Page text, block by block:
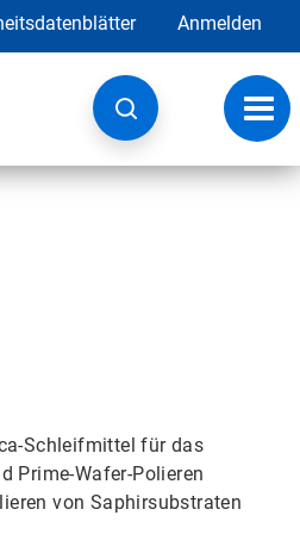
Anmelden
Schleifmittel für das
Prime-Wafer-Polieren
von Saphirsubstraten